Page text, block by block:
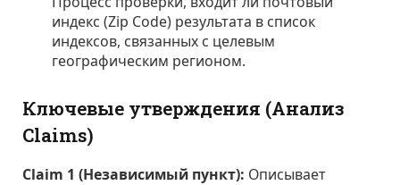
индекс (Zip Code) результата в список
индексов, связанных с целевым
географическим регионом.
Ключевые утверждения (Анализ
Claims)
Claim 1 (Независимый пункт): Описывает